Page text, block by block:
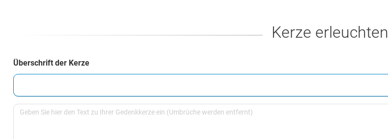
Kerze erleuchten
Überschrift der Kerze